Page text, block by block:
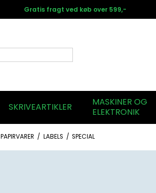
Gratis fragt ved køb over 599,-
SKRIVEARTIKLER
MASKINER OG
ELEKTRONIK
PAPIRVARER / LABELS / SPECIAL